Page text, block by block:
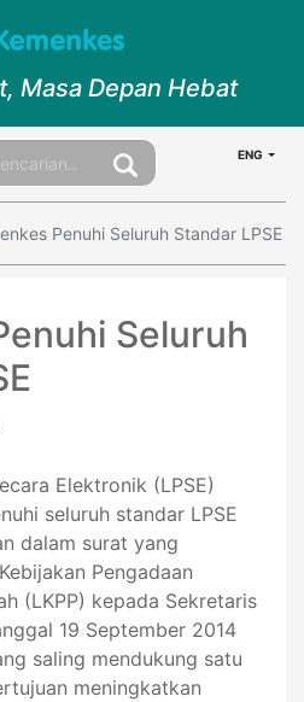
Masa Depan Hebat
ENG
Penuhi Seluruh Standar LPSE
Seluruh
Elektronik (LPSE)
seluruh standar LPSE
dalam surat yang
Pengadaan
(LKPP) kepada Sekretaris
19 September 2014
saling mendukung satu
meningkatkan